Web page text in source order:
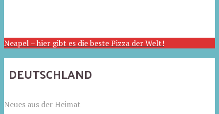
Neapel – hier gibt es die beste Pizza der Welt!
DEUTSCHLAND
Neues aus der Heimat